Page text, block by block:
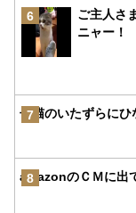
6
ご主人さ
ニャー！
7
子猫のいたずらに
8
amazonのＣＭに出